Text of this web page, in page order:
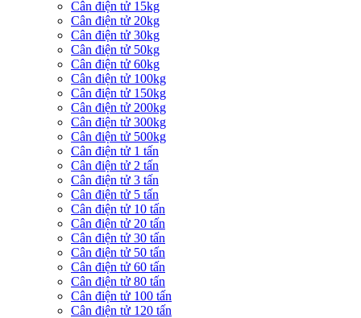
Cân điện tử 15kg
Cân điện tử 20kg
Cân điện tử 30kg
Cân điện tử 50kg
Cân điện tử 60kg
Cân điện tử 100kg
Cân điện tử 150kg
Cân điện tử 200kg
Cân điện tử 300kg
Cân điện tử 500kg
Cân điện tử 1 tấn
Cân điện tử 2 tấn
Cân điện tử 3 tấn
Cân điện tử 5 tấn
Cân điện tử 10 tấn
Cân điện tử 20 tấn
Cân điện tử 30 tấn
Cân điện tử 50 tấn
Cân điện tử 60 tấn
Cân điện tử 80 tấn
Cân điện tử 100 tấn
Cân điện tử 120 tấn